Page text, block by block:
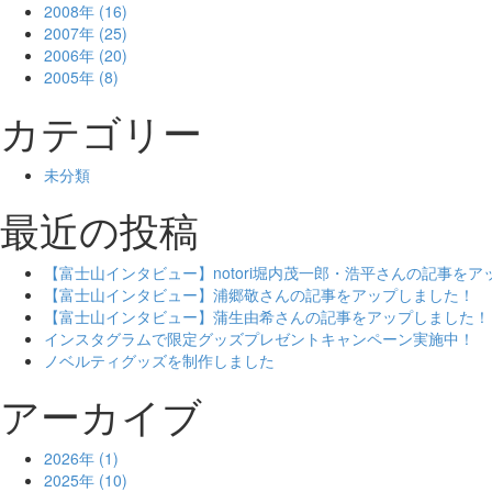
2008年 (16)
2007年 (25)
2006年 (20)
2005年 (8)
カテゴリー
未分類
最近の投稿
【富士山インタビュー】notori堀内茂一郎・浩平さんの記事をア
【富士山インタビュー】浦郷敬さんの記事をアップしました！
【富士山インタビュー】蒲生由希さんの記事をアップしました！
インスタグラムで限定グッズプレゼントキャンペーン実施中！
ノベルティグッズを制作しました
アーカイブ
2026年 (1)
2025年 (10)